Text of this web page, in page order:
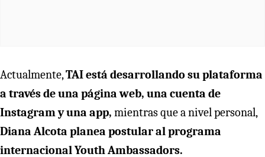
Actualmente,TAI está desarrollando su plataforma
a través de una página web, una cuenta de
Instagram y una app, mientras que a nivel personal,
Diana Alcota planea postular al programa
internacional Youth Ambassadors.